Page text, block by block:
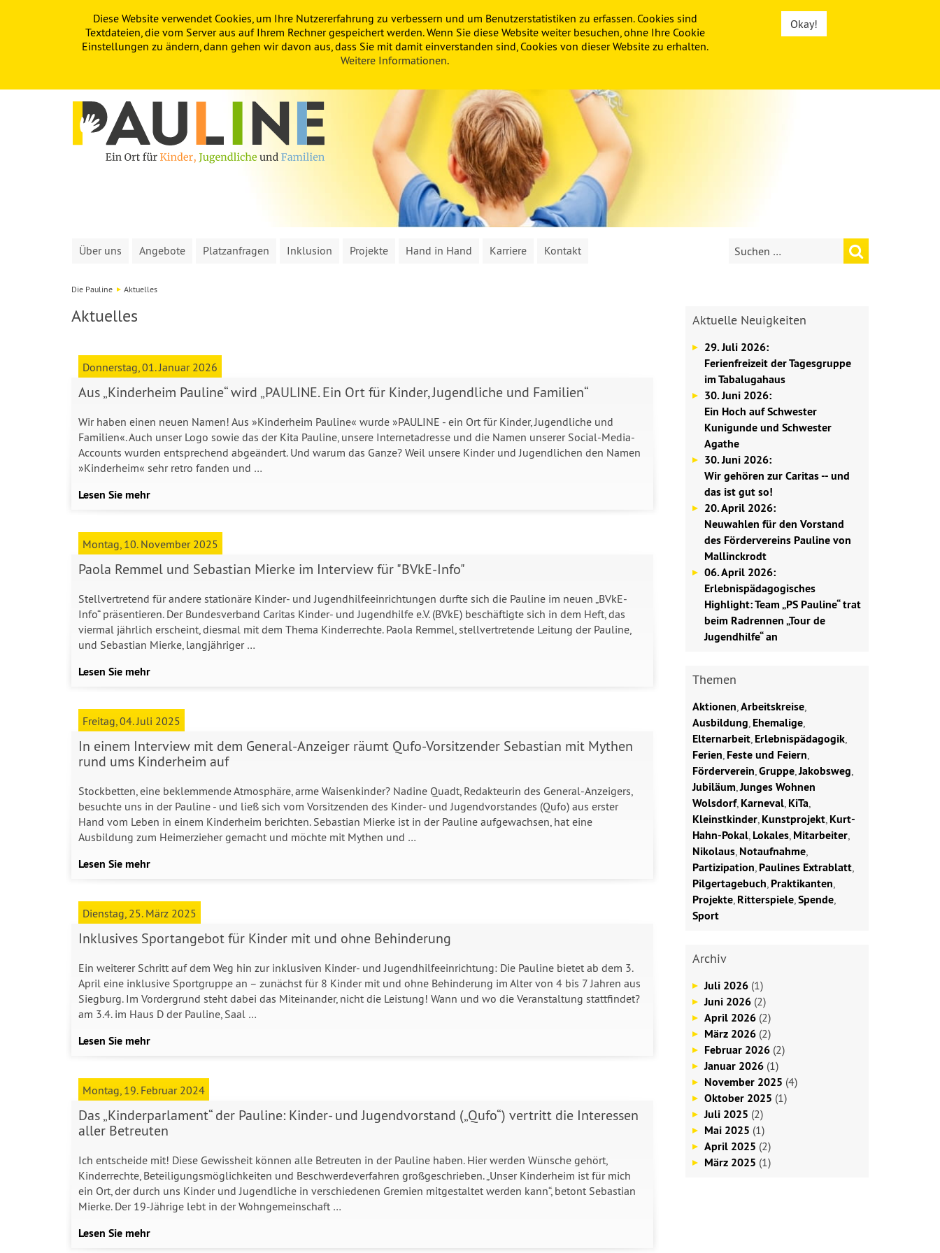
PAULINE KITA FÖRDERVEREIN
Über uns Angebote Platzanfragen Inklusion Projekte Hand in Hand Karriere Kontakt
Die Pauline Aktuelles
Aktuelles
Donnerstag, 01. Januar 2026
Aus „Kinderheim Pauline“ wird „PAULINE. Ein Ort für Kinder, Jugendliche und Familien“
Wir haben einen neuen Namen! Aus »Kinderheim Pauline« wurde »PAULINE - ein Ort für Kinder, Jugendliche und
Familien«. Auch unser Logo sowie das der Kita Pauline, unsere Internetadresse und die Namen unserer Social-Media-
Accounts wurden entsprechend abgeändert. Und warum das Ganze? Weil unsere Kinder und Jugendlichen den Namen
»Kinderheim« sehr retro fanden und …
Lesen Sie mehr
Montag, 10. November 2025
Paola Remmel und Sebastian Mierke im Interview für "BVkE-Info"
Stellvertretend für andere stationäre Kinder- und Jugendhilfeeinrichtungen durfte sich die Pauline im neuen „BVkE-
Info“ präsentieren. Der Bundesverband Caritas Kinder- und Jugendhilfe e.V. (BVkE) beschäftigte sich in dem Heft, das
viermal jährlich erscheint, diesmal mit dem Thema Kinderrechte. Paola Remmel, stellvertretende Leitung der Pauline,
und Sebastian Mierke, langjähriger …
Lesen Sie mehr
Freitag, 04. Juli 2025
In einem Interview mit dem General-Anzeiger räumt Qufo-Vorsitzender Sebastian mit Mythen
rund ums Kinderheim auf
Stockbetten, eine beklemmende Atmosphäre, arme Waisenkinder? Nadine Quadt, Redakteurin des General-Anzeigers,
besuchte uns in der Pauline - und ließ sich vom Vorsitzenden des Kinder- und Jugendvorstandes (Qufo) aus erster
Hand vom Leben in einem Kinderheim berichten. Sebastian Mierke ist in der Pauline aufgewachsen, hat eine
Ausbildung zum Heimerzieher gemacht und möchte mit Mythen und …
Lesen Sie mehr
Dienstag, 25. März 2025
Inklusives Sportangebot für Kinder mit und ohne Behinderung
Ein weiterer Schritt auf dem Weg hin zur inklusiven Kinder- und Jugendhilfeeinrichtung: Die Pauline bietet ab dem 3.
April eine inklusive Sportgruppe an – zunächst für 8 Kinder mit und ohne Behinderung im Alter von 4 bis 7 Jahren aus
Siegburg. Im Vordergrund steht dabei das Miteinander, nicht die Leistung! Wann und wo die Veranstaltung stattfindet?
am 3.4. im Haus D der Pauline, Saal …
Lesen Sie mehr
Montag, 19. Februar 2024
Das „Kinderparlament“ der Pauline: Kinder- und Jugendvorstand („Qufo“) vertritt die Interessen
aller Betreuten
Ich entscheide mit! Diese Gewissheit können alle Betreuten in der Pauline haben. Hier werden Wünsche gehört,
Kinderrechte, Beteiligungsmöglichkeiten und Beschwerdeverfahren großgeschrieben. „Unser Kinderheim ist für mich
ein Ort, der durch uns Kinder und Jugendliche in verschiedenen Gremien mitgestaltet werden kann“, betont Sebastian
Mierke. Der 19-Jährige lebt in der Wohngemeinschaft …
Lesen Sie mehr
Aktuelle Neuigkeiten
29. Juli 2026:
Ferienfreizeit der Tagesgruppe
im Tabalugahaus
30. Juni 2026:
Ein Hoch auf Schwester
Kunigunde und Schwester
Agathe
30. Juni 2026:
Wir gehören zur Caritas -- und
das ist gut so!
20. April 2026:
Neuwahlen für den Vorstand
des Fördervereins Pauline von
Mallinckrodt
06. April 2026:
Erlebnispädagogisches
Highlight: Team „PS Pauline“ trat
beim Radrennen „Tour de
Jugendhilfe“ an
Themen
Aktionen,Arbeitskreise,
Ausbildung, Ehemalige,
Elternarbeit, Erlebnispädagogik,
Ferien, Feste und Feiern,
Förderverein,Gruppe,Jakobsweg,
Jubiläum,Junges Wohnen
Wolsdorf, Karneval, KiTa,
Kleinstkinder, Kunstprojekt, Kurt-
Hahn-Pokal, Lokales, Mitarbeiter,
Nikolaus, Notaufnahme,
Partizipation, Paulines Extrablatt,
Pilgertagebuch, Praktikanten,
Projekte, Ritterspiele,Spende,
Sport
Archiv
Juli 2026 (1)
Juni 2026 (2)
April 2026 (2)
März 2026 (2)
Februar 2026 (2)
Januar 2026 (1)
November 2025 (4)
Oktober 2025 (1)
Juli 2025 (2)
Mai 2025 (1)
April 2025 (2)
März 2025 (1)
Diese Website verwendet Cookies, um Ihre Nutzererfahrung zu verbessern und um Benutzerstatistiken zu erfassen. Cookies sind
Textdateien, die vom Server aus auf Ihrem Rechner gespeichert werden. Wenn Sie diese Website weiter besuchen, ohne Ihre Cookie
Einstellungen zu ändern, dann gehen wir davon aus, dass Sie mit damit einverstanden sind, Cookies von dieser Website zu erhalten.
Weitere Informationen.
Okay!